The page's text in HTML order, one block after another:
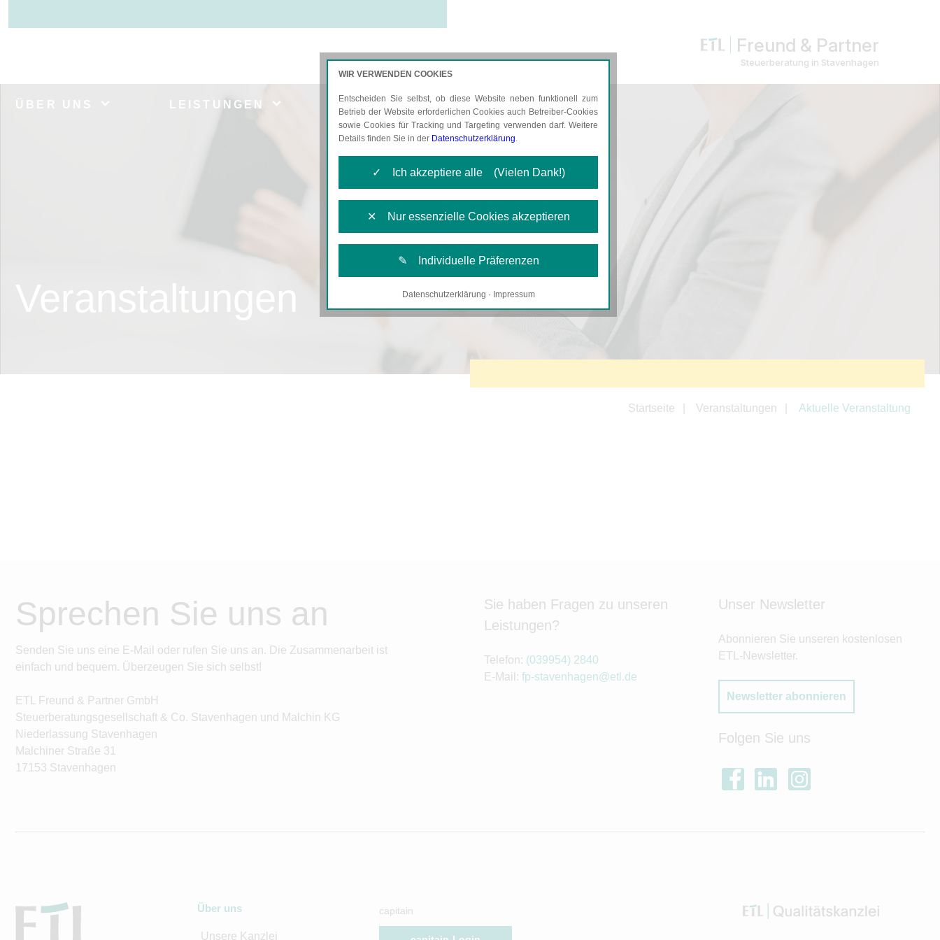
Freund & Partner
Steuerberatung in Stavenhagen
LEISTUNGEN AKTUELLES KARRIERE
Startseite Veranstaltungen Aktuelle Veranstaltung
Sprechen Sie uns an
Senden Sie uns eine E-Mail oder rufen Sie uns an. Die Zusammenarbeit ist
einfach und bequem. Überzeugen Sie sich selbst!
ETL Freund & Partner GmbH
Steuerberatungsgesellschaft & Co. Stavenhagen und Malchin KG
Niederlassung Stavenhagen
Malchiner Straße 31
17153 Stavenhagen
Sie haben Fragen zu unseren
Leistungen?
Telefon: (039954) 2840
E-Mail: fp-stavenhagen@etl.de
Unser Newsletter
Abonnieren Sie unseren kostenlosen
ETL-Newsletter.
Newsletter abonnieren
Folgen Sie uns
Über uns
Unsere Kanzlei
capitain
WIR VERWENDEN COOKIES
Entscheiden Sie selbst, ob diese Website neben funktionell zum
Betrieb der Website erforderlichen Cookies auch Betreiber-Cookies
sowie Cookies für Tracking und Targeting verwenden darf. Weitere
Details finden Sie in der Datenschutzerklärung.
✓ Ich akzeptiere alle (Vielen Dank!)
✕ Nur essenzielle Cookies akzeptieren
✎ Individuelle Präferenzen
Notwendige Cookies
Datenschutzerklärung · Impressum